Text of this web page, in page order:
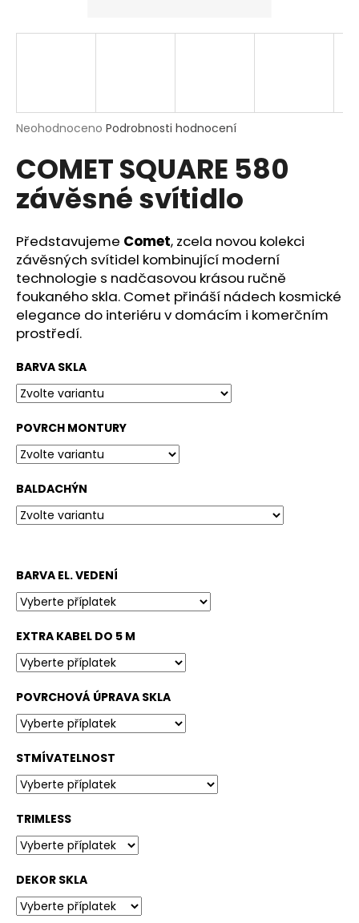
Průměrné
produktu
je
z
hvězdiček.
Neohodnoceno Podrobnosti hodnocení
COMET SQUARE 580
závěsné svítidlo
Představujeme Comet, zcela novou kolekci
závěsných svítidel kombinující moderní
technologie s nadčasovou krásou ručně
foukaného skla. Comet přináší nádech kosmické
elegance do interiéru v domácím i komerčním
prostředí.
BARVA SKLA
POVRCH MONTURY
BALDACHÝN
BARVA EL. VEDENÍ
EXTRA KABEL DO 5 M
POVRCHOVÁ ÚPRAVA SKLA
STMÍVATELNOST
TRIMLESS
DEKOR SKLA
j
HLEDAT
D
o
p
o
r
u
č
u
j
m
e